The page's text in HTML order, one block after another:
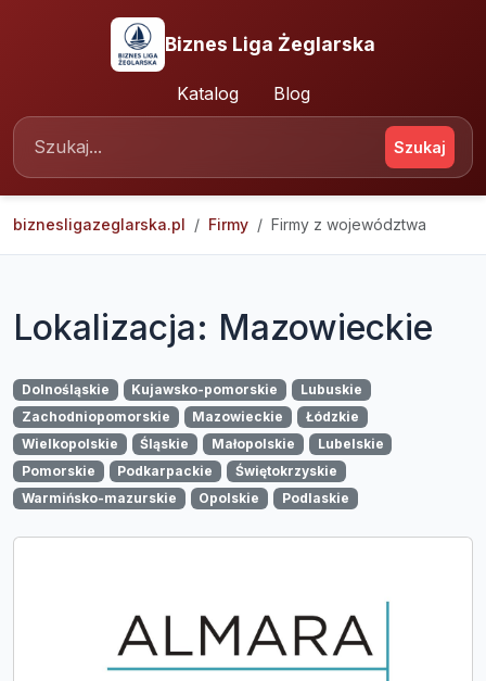
Biznes Liga Żeglarska
Katalog Blog
Szukaj
biznesligazeglarska.pl Firmy Firmy z województwa
Lokalizacja: Mazowieckie
Dolnośląskie Kujawsko-pomorskie
Lubuskie
Zachodniopomorskie
Mazowieckie
Łódzkie
Wielkopolskie
Śląskie Małopolskie
Lubelskie
Pomorskie
Podkarpackie
Świętokrzyskie
Warmińsko-mazurskie
Opolskie Podlaskie